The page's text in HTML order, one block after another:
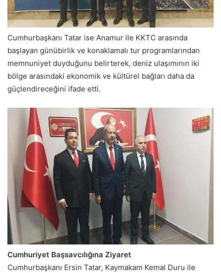
Cumhurbaşkanı Tatar ise Anamur ile KKTC arasında
başlayan günübirlik ve konaklamalı tur programlarından
memnuniyet duyduğunu belirterek, deniz ulaşımının iki
bölge arasındaki ekonomik ve kültürel bağları daha da
güçlendireceğini ifade etti.
Cumhuriyet Başsavcılığına Ziyaret
Cumhurbaşkanı Ersin Tatar, Kaymakam Kemal Duru ile